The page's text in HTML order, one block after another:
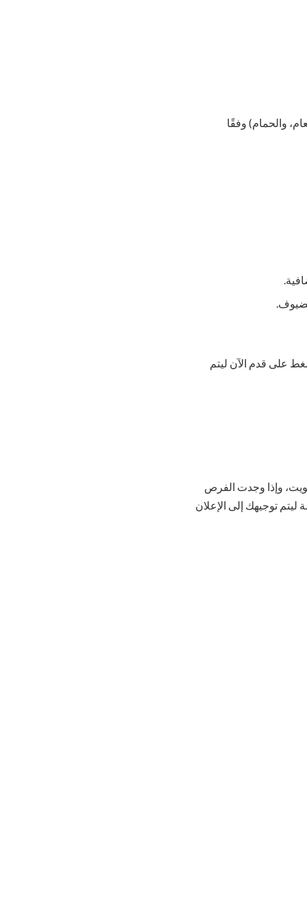
والحمام) وفقًا
على قدم الآن ليتم
وإذا وجدت الفرص
توجيهك إلى الإعلان